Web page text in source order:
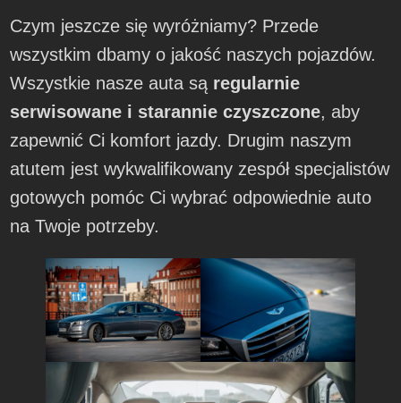
Czym jeszcze się wyróżniamy? Przede
wszystkim dbamy o jakość naszych pojazdów.
Wszystkie nasze auta są regularnie
serwisowane i starannie czyszczone, aby
zapewnić Ci komfort jazdy. Drugim naszym
atutem jest wykwalifikowany zespół specjalistów
gotowych pomóc Ci wybrać odpowiednie auto
na Twoje potrzeby.